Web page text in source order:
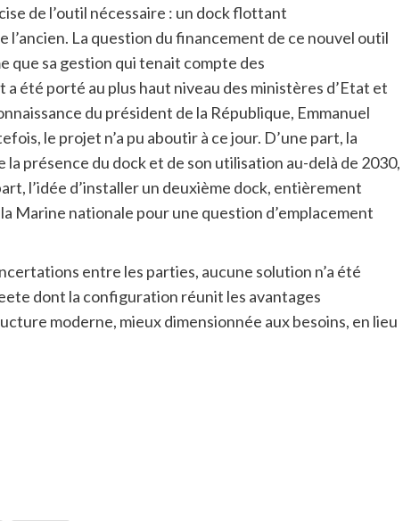
de l’outil nécessaire : un dock flottant
l’ancien. La question du financement de ce nouvel outil
que sa gestion qui tenait compte des
été porté au plus haut niveau des ministères d’Etat et
du président de la République, Emmanuel
le projet n’a pu aboutir à ce jour. D’une part, la
présence du dock et de son utilisation au-delà de 2030,
l’idée d’installer un deuxième dock, entièrement
Marine nationale pour une question d’emplacement
entre les parties, aucune solution n’a été
dont la configuration réunit les avantages
moderne, mieux dimensionnée aux besoins, en lieu